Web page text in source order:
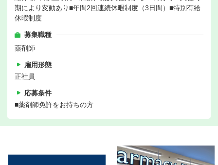
期により変動あり■年間2回連続休暇制度（3日間）■特別有給
休暇制度
募集職種
薬剤師
雇用形態
正社員
応募条件
■薬剤師免許をお持ちの方